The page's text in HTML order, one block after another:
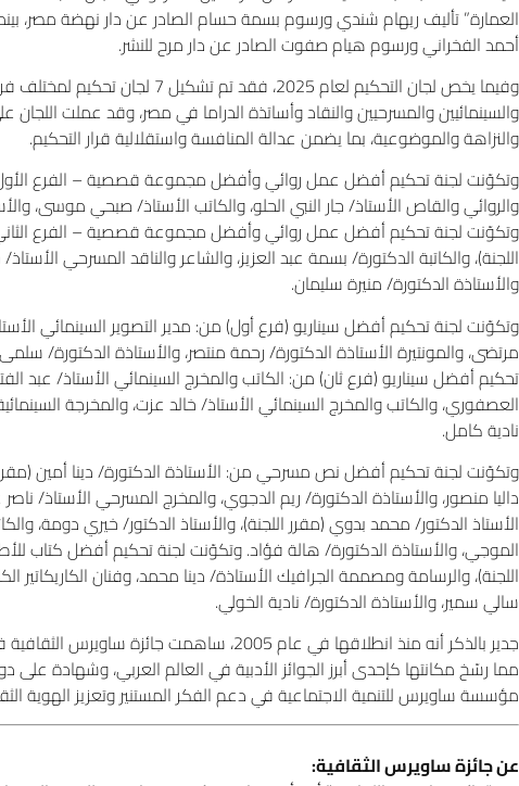
العمارة” تأليف ريهام شندي ورسوم بسمة حسام الصادر عن دار نهضة مصر،
أحمد الفخراني ورسوم هيام صفوت الصادر عن دار مرح للنشر.
وفيما يخص لجان التحكيم لعام
والسينمائيين والمسرحيين والنقاد وأساتذة الدراما في مصر، وقد عملت
والنزاهة والموضوعية، بما يضمن عدالة المنافسة واستقلالية قرار التحكيم.
وتكوّنت لجنة تحكيم أفضل عمل روائي وأفضل مجموعة قصصية – الفرع الأول
والروائي والقاص الأستاذ/ جار النبي الحلو، والكاتب الأستاذ/ صبحي موسى،
وتكوّنت لجنة تحكيم أفضل عمل روائي وأفضل مجموعة قصصية – الفرع الثاني
اللجنة)، والكاتبة الدكتورة/ بسمة عبد العزيز، والشاعر والناقد المسرحي
والأستاذة الدكتورة/ منيرة سليمان.
وتكوّنت لجنة تحكيم أفضل سيناريو (فرع أول) من: مدير التصوير السينمائي
مرتضى، والمونتيرة الأستاذة الدكتورة/ رحمة منتصر، والأستاذة الدكتورة/
تحكيم أفضل سيناريو (فرع ثان) من: الكاتب والمخرج السينمائي الأستاذ/ عبد
العصفوري، والكاتب والمخرج السينمائي الأستاذ/ خالد عزت، والمخرجة
نادية كامل.
وتكوّنت لجنة تحكيم أفضل نص مسرحي من: الأستاذة الدكتورة/ دينا أمين (مقررة
داليا منصور، والأستاذة الدكتورة/ ريم الدجوي، والمخرج المسرحي الأستاذ/
الأستاذ الدكتور/ محمد بدوي (مقرر اللجنة)، والأستاذ الدكتور/ خيري دومة،
اللجنة)، والرسامة ومصممة الجرافيك الأستاذة/ دينا محمد، وفنان الكاريكاتير
سالي سمير، والأستاذة الدكتورة/ نادية الخولي.
جدير بالذكر أنه منذ انطلاقها في عام 2005،
مما رسّخ مكانتها كإحدى أبرز الجوائز الأدبية في العالم العربي، وشهادة على
مؤسسة ساويرس للتنمية الاجتماعية في دعم الفكر المستنير وتعزيز الهوية
عن جائزة ساويرس الثقافية: